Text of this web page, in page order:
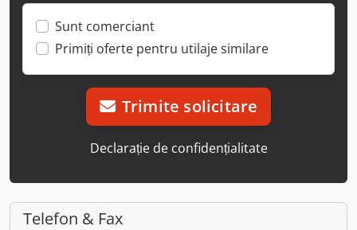
Sunt comerciant
Primiți oferte pentru utilaje similare
Trimite solicitare
Declarație de confidențialitate
Telefon & Fax